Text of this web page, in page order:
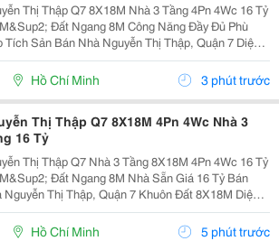
Thị Thập Q7 8X18M Nhà 3 Tầng 4Pn 4Wc 16 Tỷ
Đất Ngang 8M Công Năng Đầy Đủ Phù
Tích Sản Bán Nhà Nguyễn Thị Thập, Quận 7 Diện
Đất 8X18M Tổng 144M&Sup2; Nhà 3 Tầng 4 Phòng
Ngủ &Ndash; 4 Toilet. Thông Số 8X18M 144M&Sup2;...
Hồ Chí Minh 3 phút trước
Thị Thập Q7 8X18M 4Pn 4Wc Nhà 3
16 Tỷ
Thị Thập Q7 Nhà 3 Tầng 8X18M 4Pn 4Wc 16 Tỷ
Đất Ngang 8M Nhà Sẵn Giá 16 Tỷ Bán
Nguyễn Thị Thập, Quận 7 Khuôn Đất 8X18M Diện
144M&Sup2; Nhà 3 Tầng 4 Phòng Ngủ &Ndash; 4
Toilet. Thông Tin Nhà Kích Thước:...
Hồ Chí Minh 5 phút trước